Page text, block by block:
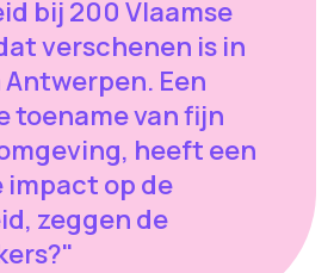
bij 200 Vlaamse
verschenen is in
Een
toename van fijn
heeft een
impact op de
zeggen de